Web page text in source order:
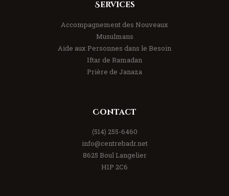
Services
Accompagnement des Nouveaux
Musulmans
Aide aux Personnes dans le Besoin
Iftar de Ramadan
Prière de Janaza
Contact
(514) 255-6460
info@centrebadr.net
8625 Boul Langelier
H1P 2C6